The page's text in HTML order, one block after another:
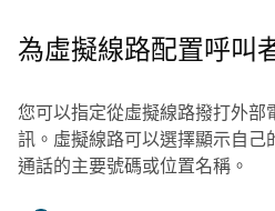
為虛擬線路配置呼叫
您可以指定從虛擬線路撥打外
訊。虛擬線路可以選擇顯示自己
通話的主要號碼或位置名稱。